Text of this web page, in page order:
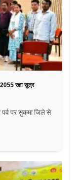
रक्षा सूत्र
पर सुकमा जिले से